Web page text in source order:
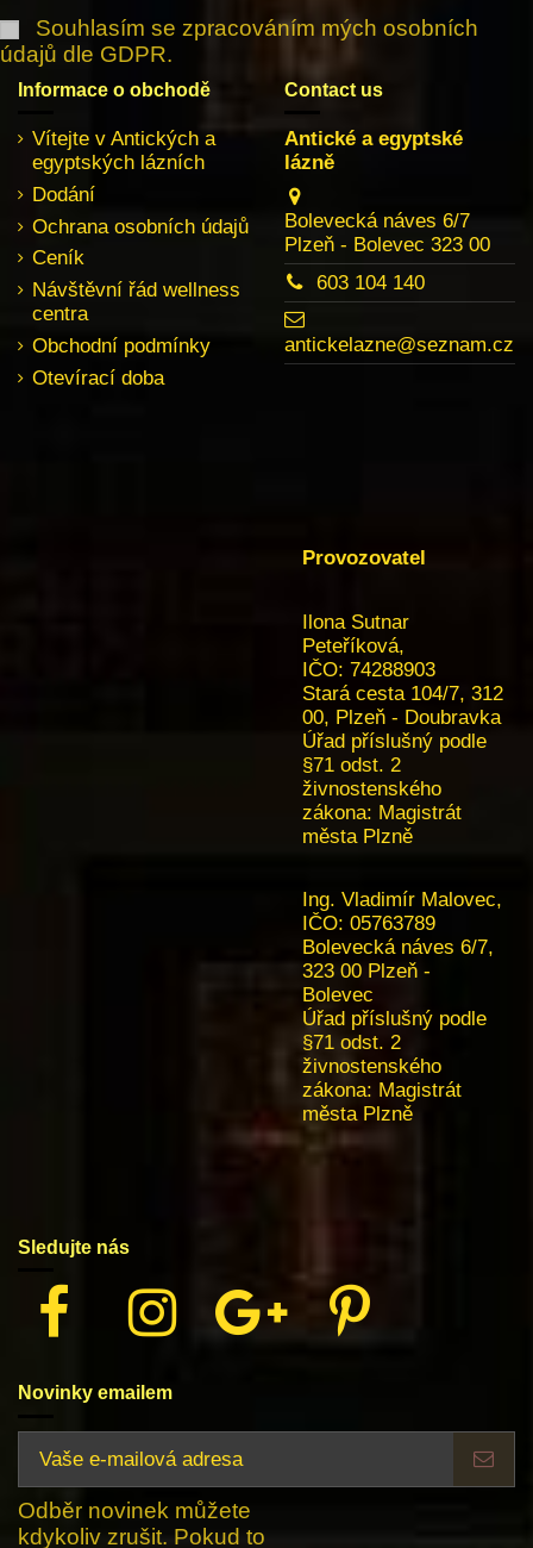
Souhlasím se zpracováním mých osobních
údajů dle GDPR.
Informace o obchodě
Vítejte v Antických a
egyptských lázních
Dodání
Ochrana osobních údajů
Ceník
Návštěvní řád wellness
centra
Obchodní podmínky
Otevírací doba
Contact us
Antické a egyptské
lázně
Bolevecká náves 6/7
Plzeň - Bolevec 323 00
603 104 140
antickelazne@seznam.cz
Provozovatel
Ilona Sutnar
Peteříková,
IČO: 74288903
Stará cesta 104/7, 312
00, Plzeň - Doubravka
Úřad příslušný podle
§71 odst. 2
živnostenského
zákona: Magistrát
města Plzně
Ing. Vladimír Malovec,
IČO: 05763789
Bolevecká náves 6/7,
323 00 Plzeň -
Bolevec
Úřad příslušný podle
§71 odst. 2
živnostenského
zákona: Magistrát
města Plzně
Sledujte nás
Novinky emailem
Odběr novinek můžete
kdykoliv zrušit. Pokud to